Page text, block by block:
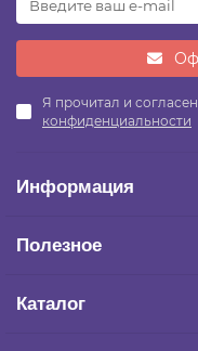
Я прочитал и
конфиденциальности
Информация
Полезное
Каталог